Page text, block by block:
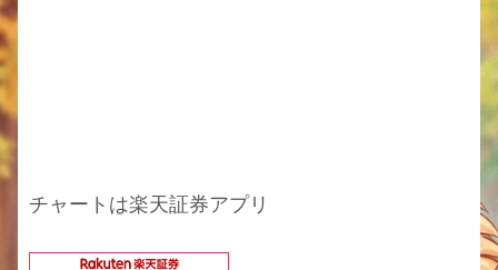
チャートは楽天証券アプリ